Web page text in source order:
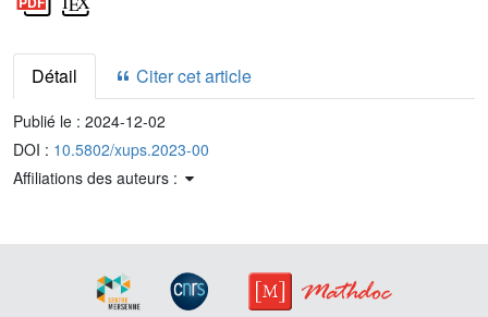
Détail Citer cet article
Publié le : 2024-12-02
DOI : 10.5802/xups.2023-00
Affiliations des auteurs :